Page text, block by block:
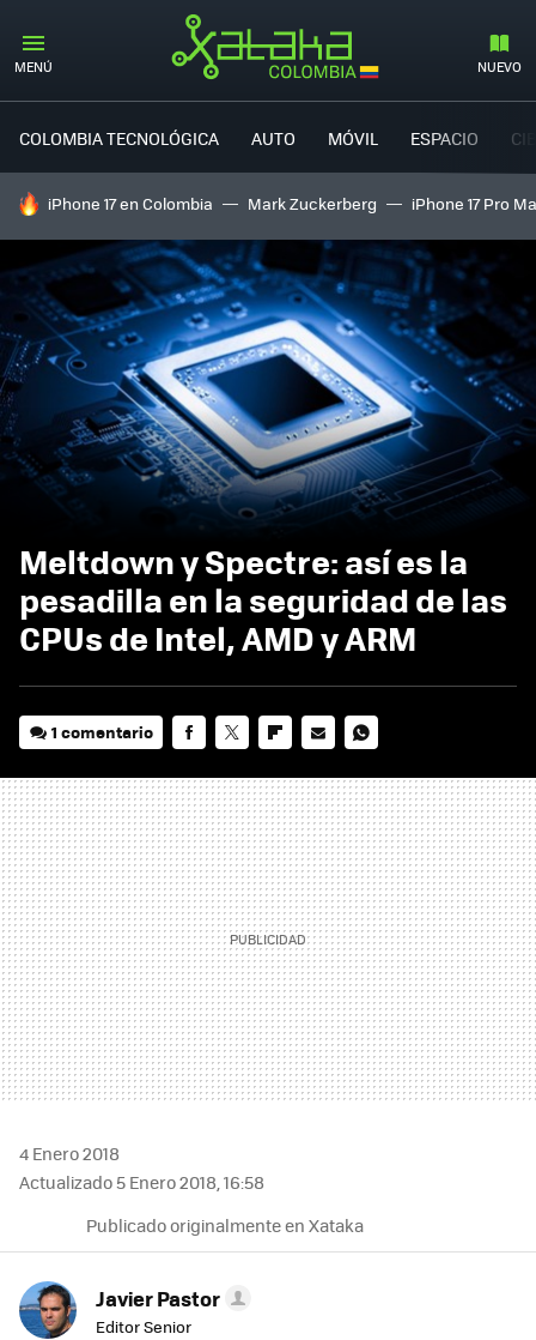
MENÚ NUEVO
COLOMBIA TECNOLÓGICA AUTO MÓVIL ESPACIO
HOY SE HABLA DE
iPhone 17 en Colombia Mark Zuckerberg iPhone 17 Pro
Meltdown y Spectre: así es la
pesadilla en la seguridad de las
CPUs de Intel, AMD y ARM
1 comentario
MAIL
4 Enero 2018
Actualizado 5 Enero 2018, 16:58
Publicado originalmente en Xataka
Javier Pastor
Editor Senior